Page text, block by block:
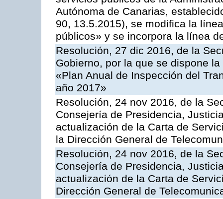
Autónoma de Canarias,
90, 13.5.2015), se modifica la
públicos» y se incorpora la línea
Resolución, 27 dic 2016, de la
Gobierno, por la que se dispone
«Plan Anual de Inspección del
año 2017»
Resolución, 24 nov 2016, de la
Consejería de Presidencia,
actualización de la Carta de
la Dirección General de
Resolución, 24 nov 2016, de la
Consejería de Presidencia,
actualización de la Carta de
Dirección General de